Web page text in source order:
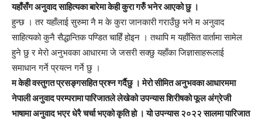
यहाँसँग अनुवाद साहित्यका बारेमा केही कुरा गरुँ भनेर आएको छु ।
हुन्छ । तर यहाँलाई सुरुमा नै म के कुरा जानकारी गराउँछु भने म अनुवाद
साहित्यको कुनै सैद्धान्तिक पण्डित चाहिँ होइन । तथापि म यहाँसित वार्तामा सामेल
हुने छु र मेरो अनुभवका आधारमा जे जसरी सक्छु यहाँका जिज्ञासाहरूलाई
समाधान गर्ने प्रयत्न गर्ने छु ।
म केही वस्तुगत प्रसङ्गसहित प्रश्न गर्दैछु । मेरो सीमित अनुभवका आधारममा
नेपाली अनुवाद परम्परामा पारिजातले लेखेको उपन्यास शिरीषको फूल अंग्रेजी
भाषामा अनुवाद भएर धेरै चर्चा भएको कृति हो । यो उपन्यास २०२२ सालमा पारिजात